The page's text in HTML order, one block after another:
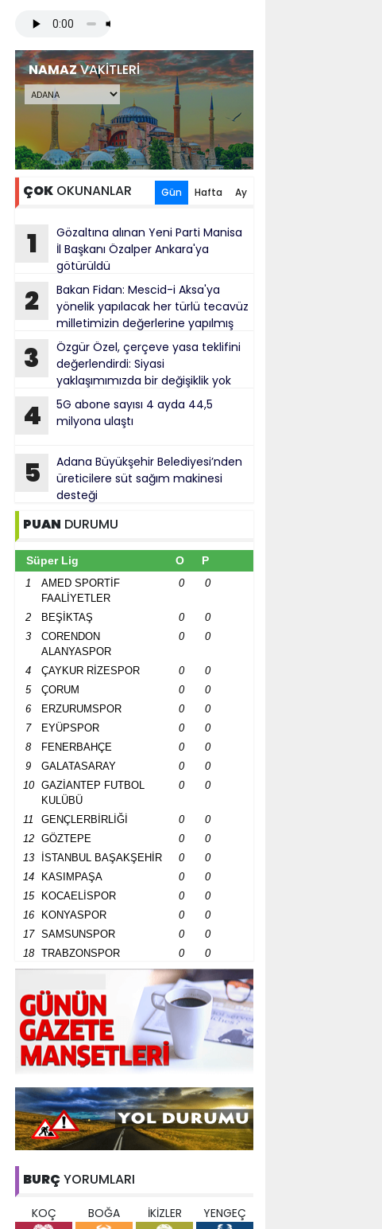
NAMAZVAKİTLERİ
ÇOK OKUNANLAR Gün Hafta Ay
1
Gözaltına alınan Yeni Parti Manisa
İl Başkanı Özalper Ankara'ya
götürüldü
2
Bakan Fidan: Mescid-i Aksa'ya
yönelik yapılacak her türlü tecavüz
milletimizin değerlerine yapılmış
kabul ediliyor
3
Özgür Özel, çerçeve yasa teklifini
değerlendirdi: Siyasi
yaklaşımımızda bir değişiklik yok
ancak usul ve üslup açısından yanlış
4
5G abone sayısı 4 ayda 44,5
milyona ulaştı
5
Adana Büyükşehir Belediyesi’nden
üreticilere süt sağım makinesi
desteği
PUAN DURUMU
Süper Lig O P
1
AMED SPORTİF
FAALİYETLER
0 0
2 BEŞİKTAŞ 0
0
3
CORENDON
ALANYASPOR
0 0
4 ÇAYKUR RİZESPOR 0
0
5
ÇORUM 0
0
6
ERZURUMSPOR 0
0
7
EYÜPSPOR 0
0
8
FENERBAHÇE 0
0
9
GALATASARAY 0
0
10
GAZİANTEP FUTBOL
KULÜBÜ
0 0
11 GENÇLERBİRLİĞİ 0
0
12
GÖZTEPE 0
0
13
İSTANBUL BAŞAKŞEHİR 0
0
14
KASIMPAŞA 0
0
15
KOCAELİSPOR 0
0
16
KONYASPOR 0
0
17
SAMSUNSPOR 0
0
18
TRABZONSPOR 0 0
BURÇ YORUMLARI
KOÇ BOĞA İKİZLER YENGEÇ